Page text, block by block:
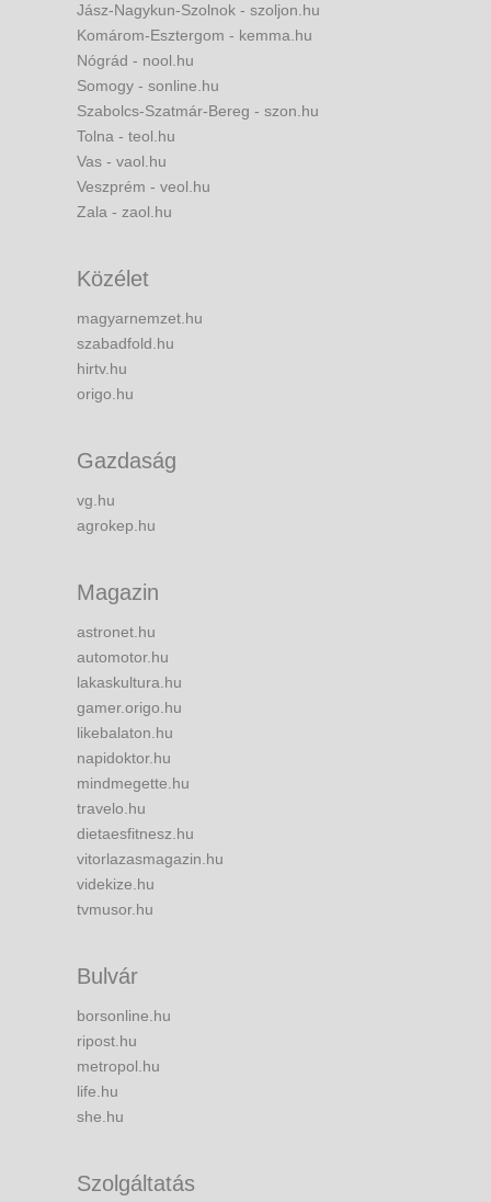
Jász-Nagykun-Szolnok - szoljon.hu
Komárom-Esztergom - kemma.hu
Nógrád - nool.hu
Somogy - sonline.hu
Szabolcs-Szatmár-Bereg - szon.hu
Tolna - teol.hu
Vas - vaol.hu
Veszprém - veol.hu
Zala - zaol.hu
Közélet
magyarnemzet.hu
szabadfold.hu
hirtv.hu
origo.hu
Gazdaság
vg.hu
agrokep.hu
Magazin
astronet.hu
automotor.hu
lakaskultura.hu
gamer.origo.hu
likebalaton.hu
napidoktor.hu
mindmegette.hu
travelo.hu
dietaesfitnesz.hu
vitorlazasmagazin.hu
videkize.hu
tvmusor.hu
Bulvár
borsonline.hu
ripost.hu
metropol.hu
life.hu
she.hu
Szolgáltatás